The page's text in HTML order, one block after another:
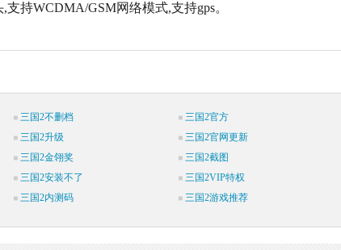
支持WCDMA/GSM网络模式,支持gps。
三国2不删档
三国2官方
三国2升级
三国2官网更新
三国2金翎奖
三国2截图
三国2安装不了
三国2VIP特权
三国2内测码 三国2游戏推荐